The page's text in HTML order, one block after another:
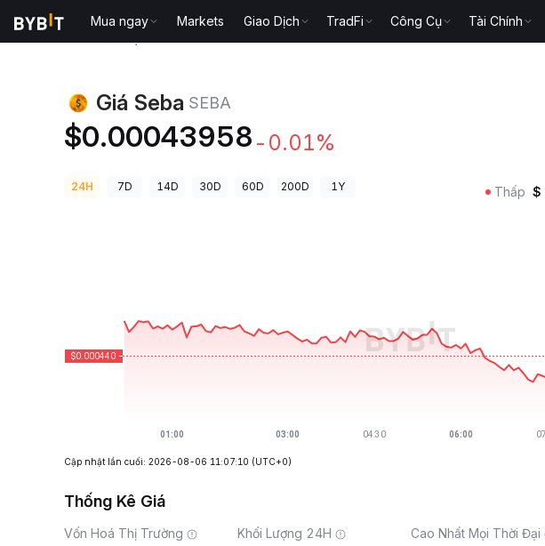
Mua ngay Markets Giao Dịch TradFi Công Cụ Tài Chính
Giá Seba SEBA
$0.00043958 -0.01%
24H 7D 14D 30D 60D 200D 1Y Thấp $
Cập nhật lần cuối: 2026-08-06 11:07:10 (UTC+0)
Thống Kê Giá
Vốn Hoá Thị Trường Khối Lượng 24H Cao Nhất Mọi Thời Đại